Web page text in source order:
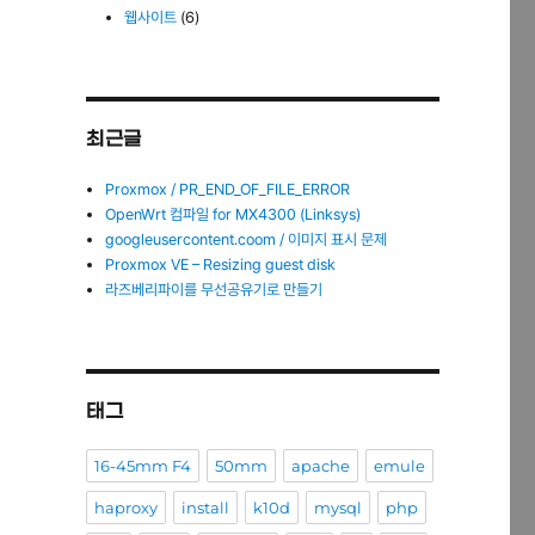
웹사이트 (6)
최근글
Proxmox / PR_END_OF_FILE_ERROR
OpenWrt 컴파일 for MX4300 (Linksys)
googleusercontent.coom / 이미지 표시 문제
Proxmox VE – Resizing guest disk
라즈베리파이를 무선공유기로 만들기
태그
16-45mm F4 50mm apache emule
haproxy install k10d mysql php